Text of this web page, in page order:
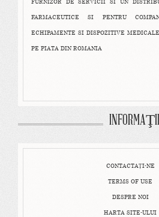
FURNIZOR DE SERVICII SI UN
FARMACEUTICE SI PENTRU
ECHIPAMENTE SI DISPOZITIVE
PE PIATA DIN ROMANIA
INFORMAŢII
CONTACTAȚI-NE
TERMS OF USE
DESPRE NOI
HARTA SITE-ULUI